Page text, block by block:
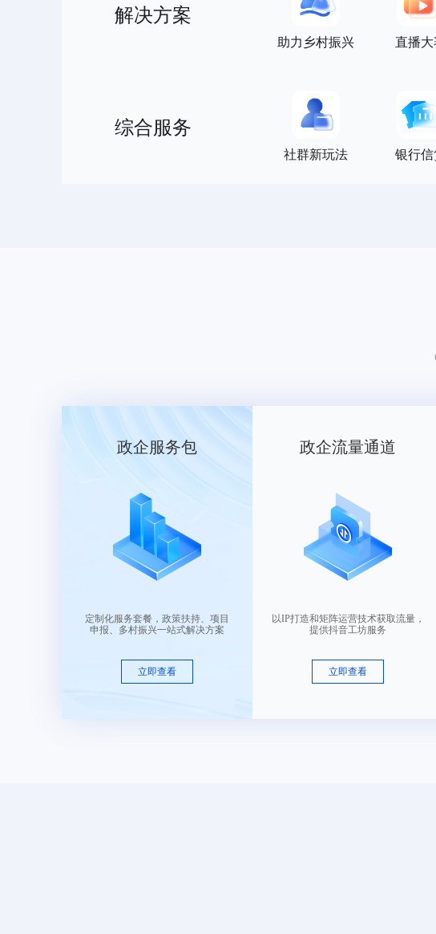
解决方案
助力乡村振兴 直播大
综合服务
社群新玩法 银行信
政企服务包
定制化服务套餐，政策扶持、项目
申报、多村振兴一站式解决方案
立即查看
政企流量通道
以IP打造和矩阵运营技术获取流量，
提供抖音工坊服务
立即查看
2.15字母组合-02